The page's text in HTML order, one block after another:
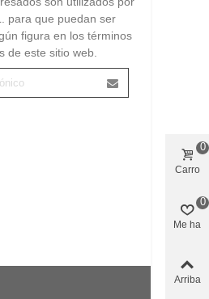
para que puedan ser
figura en los términos
de este sitio web.
Carro
0
Me ha
0
Arriba